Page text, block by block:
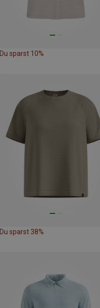
Du sparst 10%
Du sparst 38%